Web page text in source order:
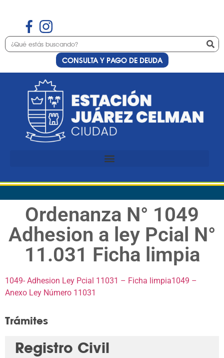
CONSULTA Y PAGO DE DEUDA
Ordenanza N° 1049
Adhesion a ley Pcial N°
11.031 Ficha limpia
1049- Adhesion Ley Pcial 11031 – Ficha limpia1049 –
Anexo Ley Número 11031
Trámites
Registro Civil